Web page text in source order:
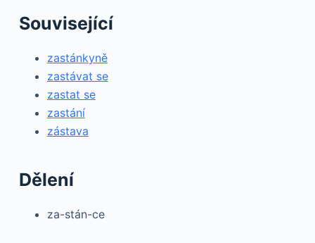
Související
zastánkyně
zastávat se
zastat se
zastání
zástava
Dělení
za-stán-ce